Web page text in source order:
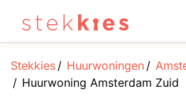
Stekkies Huurwoningen
Huurwoning Amsterdam Zuid